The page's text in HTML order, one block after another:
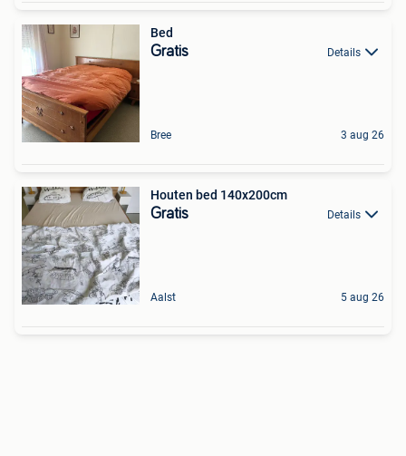
Bed
Gratis Details
Bree 3 aug 26
Houten bed 140x200cm
Gratis Details
Aalst 5 aug 26